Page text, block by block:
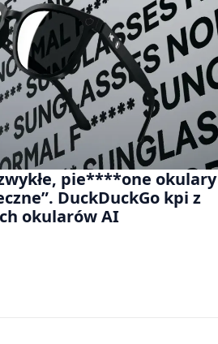
pie****one okulary
DuckDuckGo kpi z
okularów AI